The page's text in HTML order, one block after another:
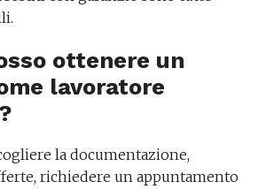
ottenere un
lavoratore
la documentazione,
richiedere un appuntamento